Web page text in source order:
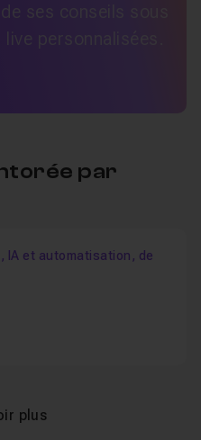
ses conseils sous
personnalisées.
par
IA et automatisation, de
plus